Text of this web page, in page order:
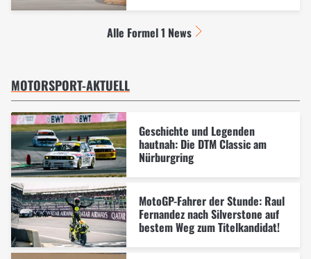
Alle Formel 1 News
MOTORSPORT-AKTUELL
Geschichte und Legenden
hautnah: Die DTM Classic am
Nürburgring
MotoGP-Fahrer der Stunde: Raul
Fernandez nach Silverstone auf
bestem Weg zum Titelkandidat!